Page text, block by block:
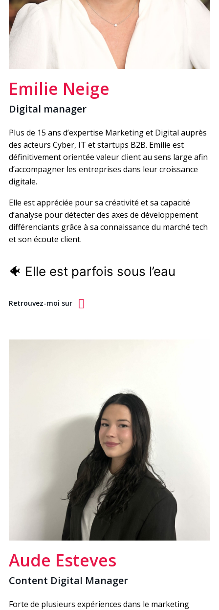
Emilie Neige
Digital manager
Plus de 15 ans d’expertise Marketing et Digital auprès
des acteurs Cyber, IT et startups B2B. Emilie est
définitivement orientée valeur client au sens large afin
d’accompagner les entreprises dans leur croissance
digitale.
Elle est appréciée pour sa créativité et sa capacité
d’analyse pour détecter des axes de développement
différenciants grâce à sa connaissance du marché tech
et son écoute client.
🐠 Elle est parfois sous l’eau
Retrouvez-moi sur
Aude Esteves
Content Digital Manager
Forte de plusieurs expériences dans le marketing